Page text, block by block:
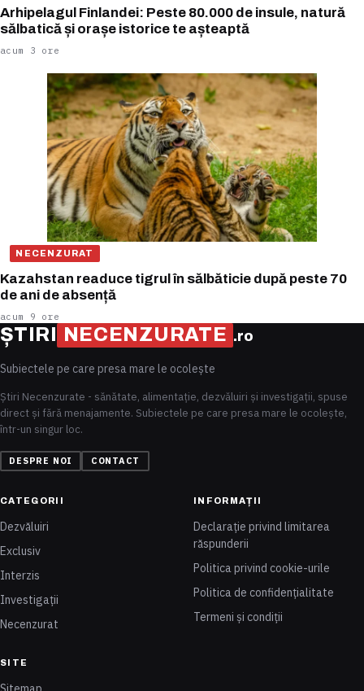
Arhipelagul Finlandei: Peste 80.000 de insule, natură
sălbatică și orașe istorice te așteaptă
acum 3 ore
NECENZURAT
Kazahstan readuce tigrul în sălbăticie după peste 70
de ani de absență
acum 9 ore
ȘTIRI NECENZURATE .ro
Subiectele pe care presa mare le ocolește
Știri Necenzurate - sănătate, alimentație, dezvăluiri și investigații, spuse
direct și fără menajamente. Subiectele pe care presa mare le ocolește,
într-un singur loc.
DESPRE NOI CONTACT
CATEGORII
Dezvăluiri
Exclusiv
Interzis
Investigații
Necenzurat
INFORMAȚII
Declarație privind limitarea
răspunderii
Politica privind cookie-urile
Politica de confidențialitate
Termeni și condiții
SITE